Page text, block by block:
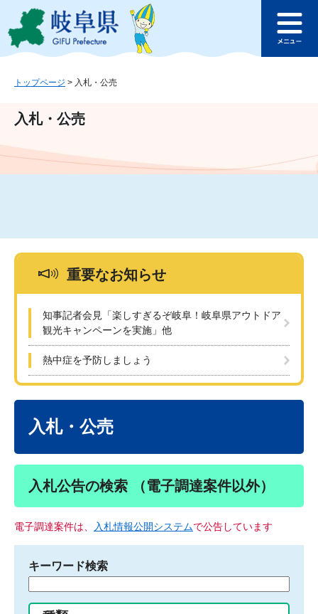
ジ
ュ
文
このページの本文へ
ュ
トップページ > 入札・公売
入札・公売
重要なお知らせ
知事記者会見「楽しすぎるぞ岐阜！岐阜県アウトドア
観光キャンペーンを実施」他
熱中症を予防しましょう
入札・公売
入札公告の検索 （電子調達案件以外）
電子調達案件は、 入札情報公開システムで公告しています
キーワード検索